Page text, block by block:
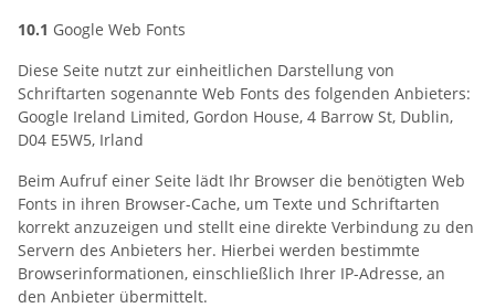
10.1 Google Web Fonts
Diese Seite nutzt zur einheitlichen Darstellung von
Schriftarten sogenannte Web Fonts des folgenden Anbieters:
Google Ireland Limited, Gordon House, 4 Barrow St, Dublin,
D04 E5W5, Irland
Beim Aufruf einer Seite lädt Ihr Browser die benötigten Web
Fonts in ihren Browser-Cache, um Texte und Schriftarten
korrekt anzuzeigen und stellt eine direkte Verbindung zu den
Servern des Anbieters her. Hierbei werden bestimmte
Browserinformationen, einschließlich Ihrer IP-Adresse, an
den Anbieter übermittelt.